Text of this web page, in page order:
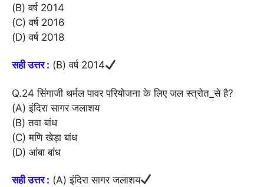
(B) वर्ष 2014
(C) वर्ष 2016
(D) वर्ष 2018
सही उत्तर : (B) वर्ष 2014
Q.24 सिंगाजी थर्मल पावर परियोजना के लिए जल स्त्रोत _से है?
(A) इंदिरा सागर जलाशय
(B) तवा बांध
(C) मणि खेड़ा बांध
(D) आंबा बांध
सही उत्तर : (A) इंदिरा सागर जलाशय